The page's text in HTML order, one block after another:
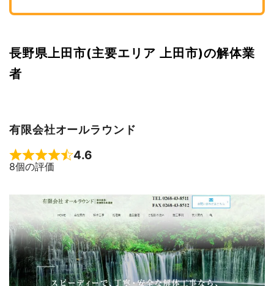
長野県上田市(主要エリア 上田市)の解体業
者
有限会社オールラウンド
Rated 4.6 out of 5
4.6
8個の評価